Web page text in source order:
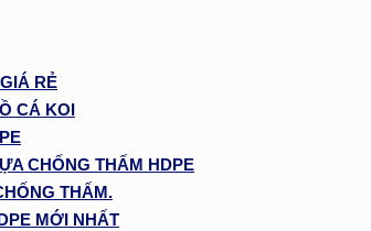
RẺ
CÁ KOI
CHỐNG THẤM HDPE
THẤM.
MỚI NHẤT